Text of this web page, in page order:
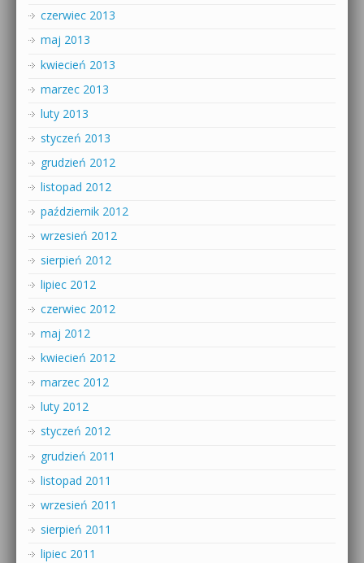
czerwiec 2013
maj 2013
kwiecień 2013
marzec 2013
luty 2013
styczeń 2013
grudzień 2012
listopad 2012
październik 2012
wrzesień 2012
sierpień 2012
lipiec 2012
czerwiec 2012
maj 2012
kwiecień 2012
marzec 2012
luty 2012
styczeń 2012
grudzień 2011
listopad 2011
wrzesień 2011
sierpień 2011
lipiec 2011